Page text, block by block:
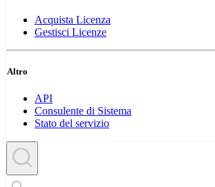
Acquista Licenza
Gestisci Licenze
Altro
API
Consulente di Sistema
Stato del servizio